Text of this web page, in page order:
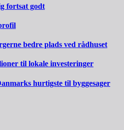
fortsat godt
bedre plads ved rådhuset
til lokale investeringer
hurtigste til byggesager